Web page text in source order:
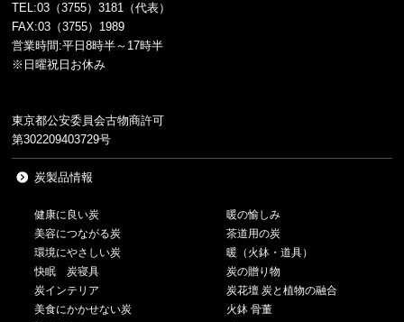
TEL:03（3755）3181（代表）
FAX:03（3755）1989
営業時間:平日8時半～17時半
※日曜祝日お休み
東京都公安委員会古物商許可
第302209403729号
炭製品情報
健康に良い炭
美容につながる炭
環境にやさしい炭
快眠 炭寝具
炭インテリア
美食にかかせない炭
暖の愉しみ
茶道用の炭
暖（火鉢・道具）
炭の贈り物
炭花壇 炭と植物の融合
火鉢 骨董